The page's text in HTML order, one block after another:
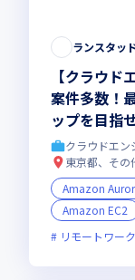
ランスタッ
【クラウ
案件多数！
ップを目指
モートワー
クラウドエン
東京都、その
Amazon
Amazon EC2
リモートワー